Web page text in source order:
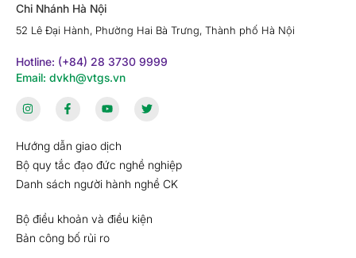
Chi Nhánh Hà Nội
52 Lê Đại Hành, Phường Hai Bà Trưng, Thành phố Hà Nội
Hotline: (+84) 28 3730 9999
Email: dvkh@vtgs.vn
Hướng dẫn giao dịch
Bộ quy tắc đạo đức nghề nghiệp
Danh sách người hành nghề CK
Bộ điều khoản và điều kiện
Bản công bố rủi ro